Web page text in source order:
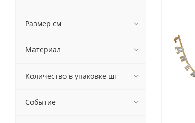
Размер см
Материал
Количество в упаковке шт
Событие